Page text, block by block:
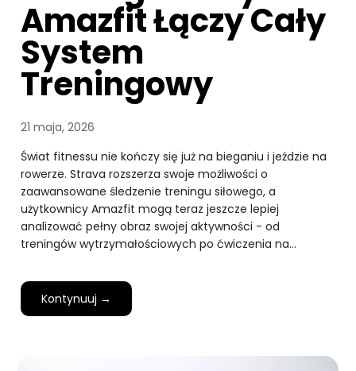
Amazfit Łączy Cały
System
Treningowy
21 maja, 2026
Świat fitnessu nie kończy się już na bieganiu i jeździe na
rowerze. Strava rozszerza swoje możliwości o
zaawansowane śledzenie treningu siłowego, a
użytkownicy Amazfit mogą teraz jeszcze lepiej
analizować pełny obraz swojej aktywności - od
treningów wytrzymałościowych po ćwiczenia na…
Kontynuuj →